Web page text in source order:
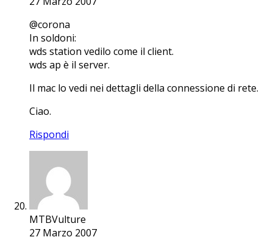
@corona
In soldoni:
wds station vedilo come il client.
wds ap è il server.
Il mac lo vedi nei dettagli della connessione di rete.
Ciao.
Rispondi
MTBVulture
27 Marzo 2007